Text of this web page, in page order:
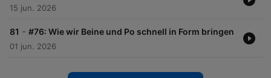
15 jun. 2026
81 - #76: Wie wir Beine und Po schnell in Form bringen
01 jun. 2026